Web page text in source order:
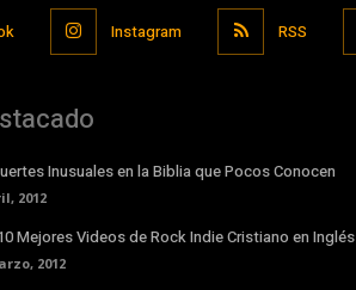
Instagram RSS
Inusuales en la Biblia que Pocos Conocen
2012
Mejores Videos de Rock Indie Cristiano en Inglés
2012